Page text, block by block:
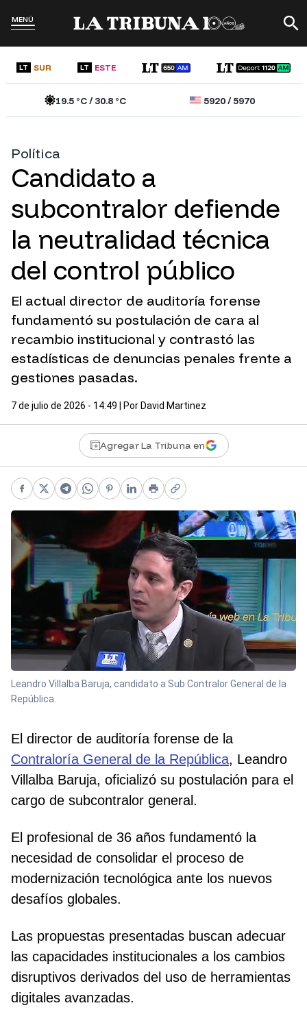
MENÚ
LT SUR LT ESTE
19.5°C /30.8°C 5920/5970
Política
Candidato a
subcontralor defiende
la neutralidad técnica
del control público
El actual director de auditoría forense
fundamentó su postulación de cara al
recambio institucional y contrastó las
estadísticas de denuncias penales frente a
gestiones pasadas.
7 de julio de 2026 - 14:49 | Por David Martinez
Agregar La Tribuna en
Facebook
X Telegram
WhatsApp
Pinterest
LinkedIn
PrintCopy link
Leandro Villalba Baruja, candidato a Sub Contralor General de la
República.
El director de auditoría forense de la
Contraloría General de la República, Leandro
Villalba Baruja, oficializó su postulación para el
cargo de subcontralor general.
El profesional de 36 años fundamentó la
necesidad de consolidar el proceso de
modernización tecnológica ante los nuevos
desafíos globales.
Las propuestas presentadas buscan adecuar
las capacidades institucionales a los cambios
disruptivos derivados del uso de herramientas
digitales avanzadas.